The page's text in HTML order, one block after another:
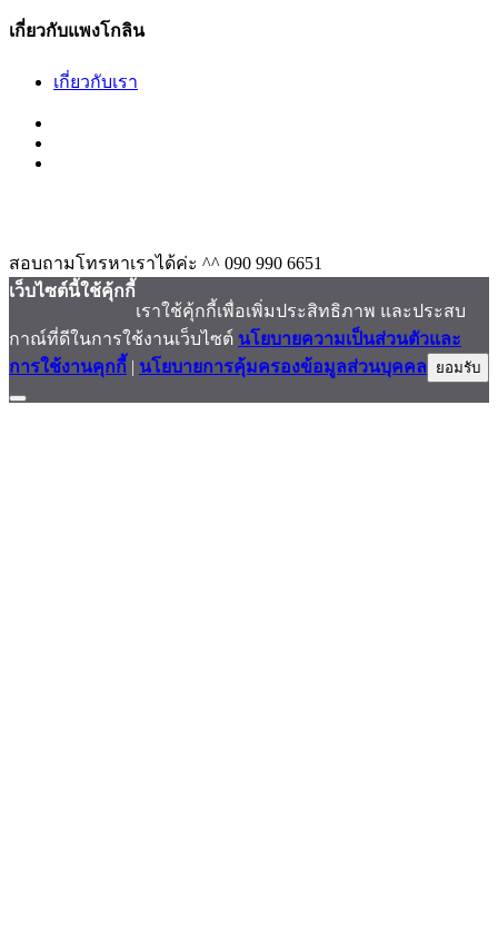
เกี่ยวกับแพงโกลิน
เกี่ยวกับเรา
สอบถามโทรหาเราได้ค่ะ ^^ 090 990 6651
เว็บไซต์นี้ใช้คุ้กกี้
เราใช้คุ้กกี้เพื่อเพิ่มประสิทธิภาพ และประสบ
กาณ์ที่ดีในการใช้งานเว็บไซต์ นโยบายความเป็นส่วนตัวและ
การใช้งานคุกกี้
นโยบายการคุ้มครองข้อมูลส่วนบุคคล ยอมรับ